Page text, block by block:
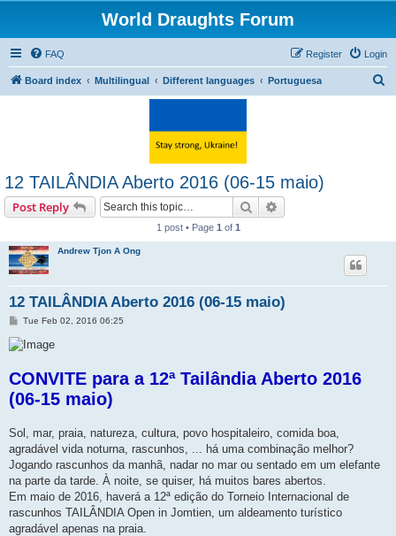
World Draughts Forum
FAQ Login
Register
Board index Multilingual Different languages Portuguesa
12 TAILÂNDIA Aberto 2016 (06-15 maio)
Post Reply Search
1 post • Page 1 of 1
Andrew Tjon A Ong
12 TAILÂNDIA Aberto 2016 (06-15 maio)
P
s
t
Tue Feb 02, 2016 06:25
CONVITE para a 12ª Tailândia Aberto 2016
(06-15 maio)
Sol, mar, praia, natureza, cultura, povo hospitaleiro, comida boa,
agradável vida noturna, rascunhos, ... há uma combinação melhor?
Jogando rascunhos da manhã, nadar no mar ou sentado em um elefante
na parte da tarde. À noite, se quiser, há muitos bares abertos.
Em maio de 2016, haverá a 12ª edição do Torneio Internacional de
rascunhos TAILÂNDIA Open in Jomtien, um aldeamento turístico
agradável apenas na praia.